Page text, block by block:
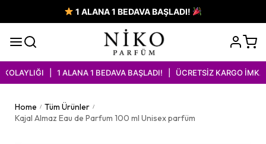
1 ALANA 1 BEDAVA BAŞLADI!
| 1 ALANA 1 BEDAVA BAŞLADI! | ÜCRETSİZ KARGO İMKANI
Home / Tüm Ürünler /
Kajal Almaz Eau de Parfum 100 ml Unisex parfüm